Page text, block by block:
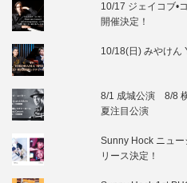
10/17 ジェイコブ•
開催決定！
10/18(日) みやけん
8/1 成城公演 8/8
夏注目公演
Sunny Hock ニュー
リース決定！